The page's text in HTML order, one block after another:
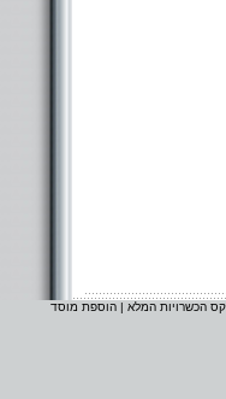
הכשרויות המלא | הוספת מוסד